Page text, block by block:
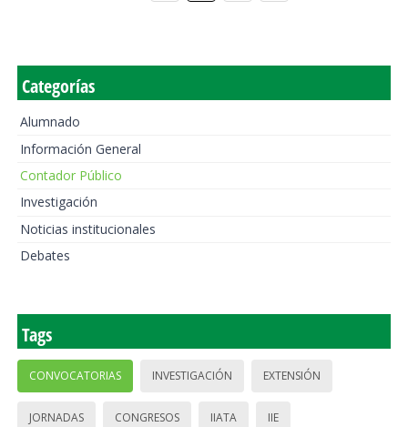
Categorías
Alumnado
Información General
Contador Público
Investigación
Noticias institucionales
Debates
Tags
CONVOCATORIAS INVESTIGACIÓN EXTENSIÓN
JORNADAS CONGRESOS IIATA IIE